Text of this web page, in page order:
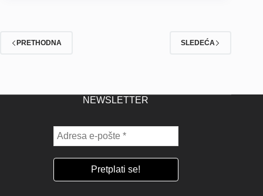
PRETHODNA SLEDEĆA
NEWSLETTER